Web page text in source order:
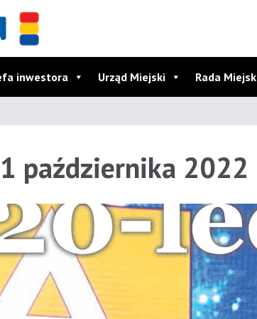
inwestora Urząd Miejski Rada
października 2022